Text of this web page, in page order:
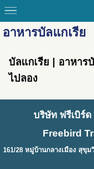
อาหารบัลแกเรีย
บัลแกเรีย | อาหาร
ไปลอง
บริษัท ฟรีเบิร์ด
Freebird
161/28 หมู่บ้านกลางเมือง สุขุ